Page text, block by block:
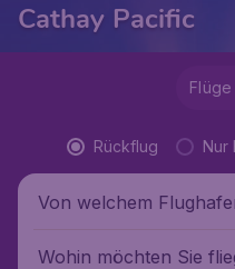
Cathay Pacific
Rückflug Nur
Von welchem
Wohin möchten Sie